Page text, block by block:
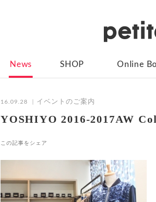
News SHOP Online
16.09.28 イベントのご案内
YOSHIYO 2016-2017AW
この記事をシェア